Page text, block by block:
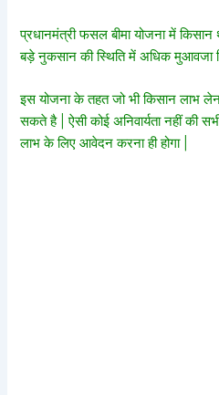
प्रधानमंत्री फसल बीमा योजना में किसान
बड़े नुकसान की स्थिति में अधिक मुआवजा
इस योजना के तहत जो भी किसान लाभ
सकते है | ऐसी कोई अनिवार्यता नहीं की
लाभ के लिए आवेदन करना ही होगा |